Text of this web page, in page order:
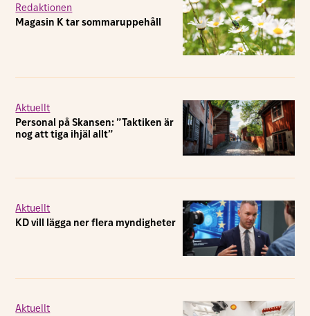
Redaktionen
Magasin K tar sommaruppehåll
Aktuellt
Personal på Skansen: ”Taktiken är
nog att tiga ihjäl allt”
Aktuellt
KD vill lägga ner flera myndigheter
Aktuellt